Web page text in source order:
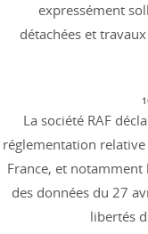
expressément
détachées et
La société RAF
réglementation
France, et
des données du 27
libertés